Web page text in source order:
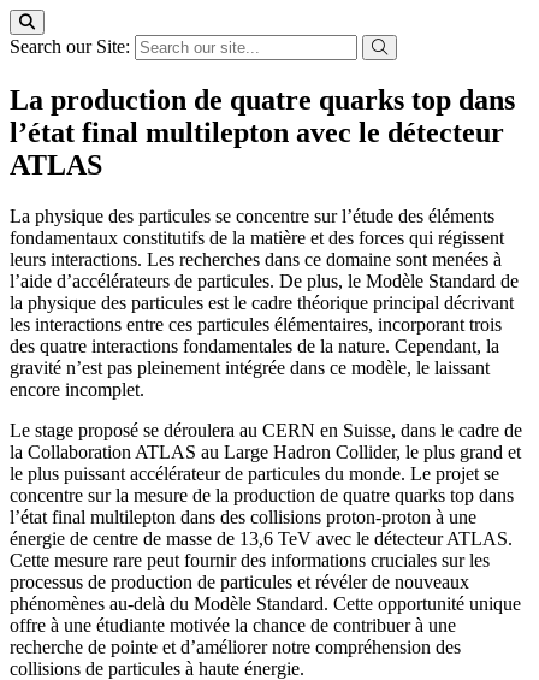
Search our Site:
La production de quatre quarks top dans
l’état final multilepton avec le détecteur
ATLAS
La physique des particules se concentre sur l’étude des éléments
fondamentaux constitutifs de la matière et des forces qui régissent
leurs interactions. Les recherches dans ce domaine sont menées à
l’aide d’accélérateurs de particules. De plus, le Modèle Standard de
la physique des particules est le cadre théorique principal décrivant
les interactions entre ces particules élémentaires, incorporant trois
des quatre interactions fondamentales de la nature. Cependant, la
gravité n’est pas pleinement intégrée dans ce modèle, le laissant
encore incomplet.
Le stage proposé se déroulera au CERN en Suisse, dans le cadre de
la Collaboration ATLAS au Large Hadron Collider, le plus grand et
le plus puissant accélérateur de particules du monde. Le projet se
concentre sur la mesure de la production de quatre quarks top dans
l’état final multilepton dans des collisions proton-proton à une
énergie de centre de masse de 13,6 TeV avec le détecteur ATLAS.
Cette mesure rare peut fournir des informations cruciales sur les
processus de production de particules et révéler de nouveaux
phénomènes au-delà du Modèle Standard. Cette opportunité unique
offre à une étudiante motivée la chance de contribuer à une
recherche de pointe et d’améliorer notre compréhension des
collisions de particules à haute énergie.